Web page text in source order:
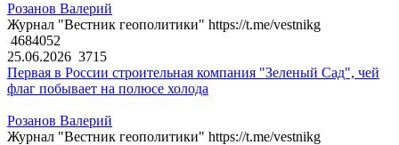
Розанов Валерий
Журнал "Вестник геополитики" https://t.me/vestnikg
4684052
25.06.2026 3715
Первая в России строительная компания "Зеленый Сад", чей
флаг побывает на полюсе холода
Розанов Валерий
Журнал "Вестник геополитики" https://t.me/vestnikg